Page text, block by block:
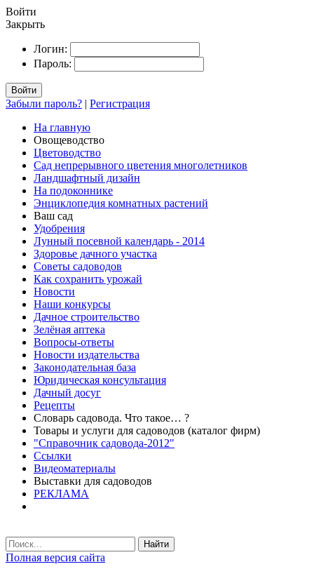
Войти
Закрыть
Логин:
Пароль:
Войти
Забыли пароль? | Регистрация
На главную
Овощеводство
Цветоводство
Сад непрерывного цветения многолетников
Ландшафтный дизайн
На подоконнике
Энциклопедия комнатных растений
Ваш сад
Удобрения
Лунный посевной календарь - 2014
Здоровье дачного участка
Советы садоводов
Как сохранить урожай
Новости
Наши конкурсы
Дачное строительство
Зелёная аптека
Вопросы-ответы
Новости издательства
Законодательная база
Юридическая консультация
Дачный досуг
Рецепты
Словарь садовода. Что такое… ?
Товары и услуги для садоводов (каталог фирм)
"Справочник садовода-2012"
Ссылки
Видеоматериалы
Выставки для садоводов
РЕКЛАМА
Найти
Полная версия сайта